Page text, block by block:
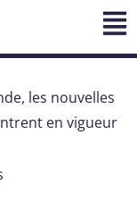
les nouvelles
en vigueur